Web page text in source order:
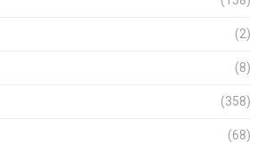
(2)
(8)
(358)
(68)